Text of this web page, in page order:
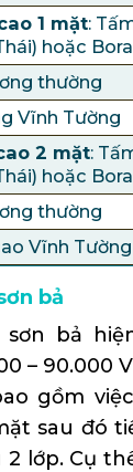
1 mặt:
hoặc
thường
Vĩnh Tường
2 mặt:
hoặc
thường
Vĩnh Tường
bả
sơn bả
– 90.000
gồm
sau đó
2 lớp. Cụ